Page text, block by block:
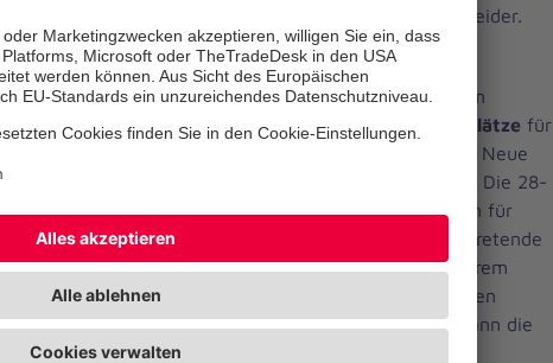
so ihre Selbstwirksamkeit“, erklärt Stefanie Schneider.
Fakten zur Einrichtung:
In der4-gruppigen Einrichtungwerden in einem
großzügigen, hellen Neubau nach und nach
70 Plätzefür
Kinder angeboten, davon 22 für unter 3-Jährige. Neue
(Foto oben rechts). Die 28-
Jährige bringt bereits Erfahrung als Koordinatorin für
pädagogische Qualitätsentwicklung und stellvertretende
Leitung einer Einrichtung mit. Gemeinsam mit ihrem
neuen elfköpfigen Team startet sie im Juni mit den
älteren Kindern ab 3 Jahren, im August folgen dann die
Jüngeren.